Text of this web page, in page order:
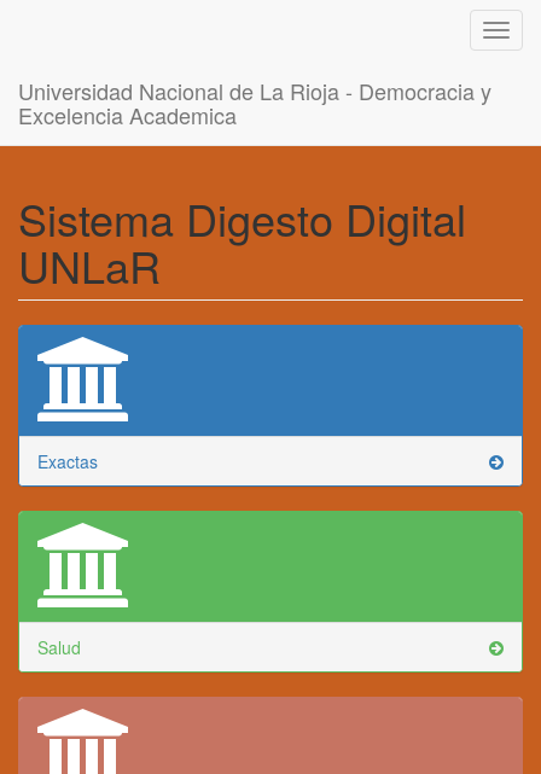
Universidad Nacional de La Rioja - Democracia y
Excelencia Academica
Sistema Digesto Digital
UNLaR
Exactas
Salud